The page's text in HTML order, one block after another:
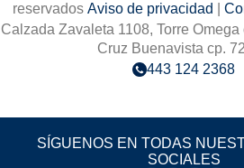
reservados Aviso de privacidad
Calzada Zavaleta 1108, Torre
Cruz Buenavista cp.
443 124 2368
SÍGUENOS EN TODAS
SOCIALES